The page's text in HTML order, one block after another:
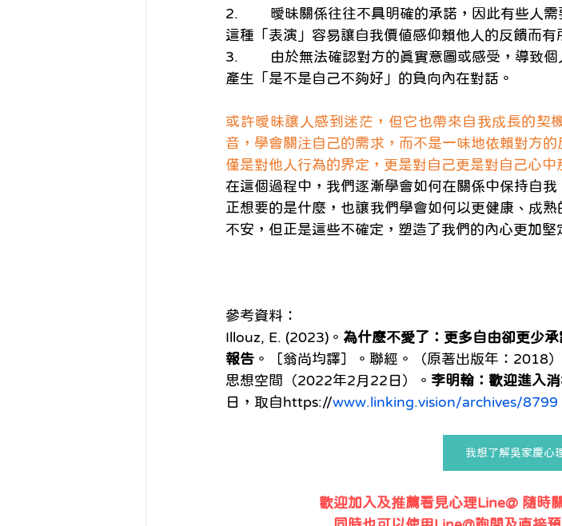
2.        曖昧關係往往不具明確的承諾，因此有些
這種「表演」容易讓自我價值感仰賴他人的反饋而有
3.        由於無法確認對方的真實意圖或感受，導
產生「是不是自己不夠好」的負向內在對話。
或許曖昧讓人感到迷茫，但它也帶來自我成長的
音，學會關注自己的需求，而不是一味地依賴對方
僅是對他人行為的界定，更是對自己更是對自己心中
在這個過程中，我們逐漸學會如何在關係中保持自
正想要的是什麼，也讓我們學會如何以更健康、成
不安，但正是這些不確定，塑造了我們的內心更加堅
參考資料：
Illouz, E. (2023)。 為什麼不愛了：更多自由卻更少
報告 。［翁尚均譯］。聯經。（原著出版年：2018）
思想空間（2022年2月22日）。 李明翰：歡迎進入
日，取自https://www.linking.vision/archives/8799
我想了解吳家慶心
歡迎加入及推薦看見心理Line@ 隨時